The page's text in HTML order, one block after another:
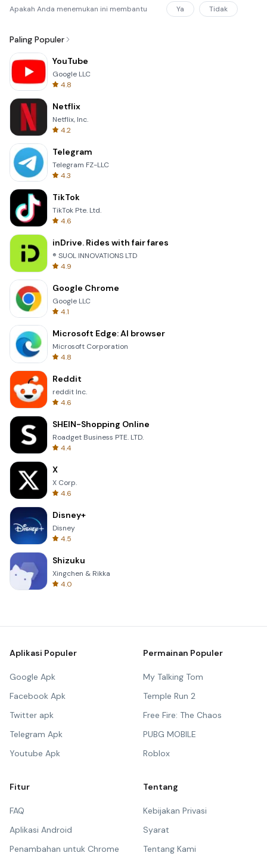
Apakah Anda menemukan ini membantu Ya Tidak
Paling Populer
YouTube
Google LLC
4.8
Netflix
Netflix, Inc.
4.2
Telegram
Telegram FZ-LLC
4.3
TikTok
TikTok Pte. Ltd.
4.6
inDrive. Rides with fair fares
® SUOL INNOVATIONS LTD
4.9
Google Chrome
Google LLC
4.1
Microsoft Edge: AI browser
Microsoft Corporation
4.8
Reddit
reddit Inc.
4.6
SHEIN-Shopping Online
Roadget Business PTE. LTD.
4.4
X
X Corp.
4.6
Disney+
Disney
4.5
Shizuku
Xingchen & Rikka
4.0
Aplikasi Populer
Google Apk
Facebook Apk
Twitter apk
Telegram Apk
Youtube Apk
Permainan Populer
My Talking Tom
Temple Run 2
Free Fire: The Chaos
PUBG MOBILE
Roblox
Fitur
FAQ
Aplikasi Android
Penambahan untuk Chrome
Tentang
Kebijakan Privasi
Syarat
Tentang Kami